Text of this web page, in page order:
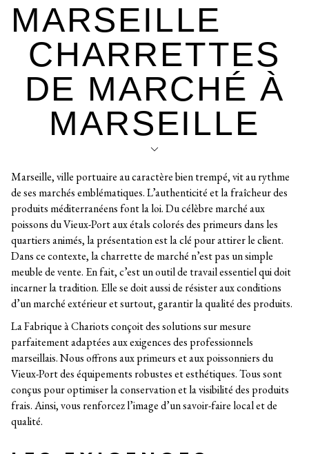
MARSEILLE
CHARRETTES
DE MARCHÉ À
MARSEILLE
Marseille, ville portuaire au caractère bien trempé, vit au rythme
de ses marchés emblématiques. L’authenticité et la fraîcheur des
produits méditerranéens font la loi. Du célèbre marché aux
poissons du Vieux-Port aux étals colorés des primeurs dans les
quartiers animés, la présentation est la clé pour attirer le client.
Dans ce contexte, la charrette de marché n’est pas un simple
meuble de vente. En fait, c’est un outil de travail essentiel qui doit
incarner la tradition. Elle se doit aussi de résister aux conditions
d’un marché extérieur et surtout, garantir la qualité des produits.
La Fabrique à Chariots conçoit des solutions sur mesure
parfaitement adaptées aux exigences des professionnels
marseillais. Nous offrons aux primeurs et aux poissonniers du
Vieux-Port des équipements robustes et esthétiques. Tous sont
conçus pour optimiser la conservation et la visibilité des produits
frais. Ainsi, vous renforcez l’image d’un savoir-faire local et de
qualité.